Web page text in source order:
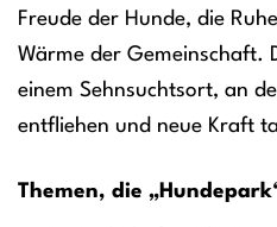
Freude der Hunde, die
Wärme der Gemeinschaft.
einem Sehnsuchtsort, an
entfliehen und neue Kraft
Themen, die